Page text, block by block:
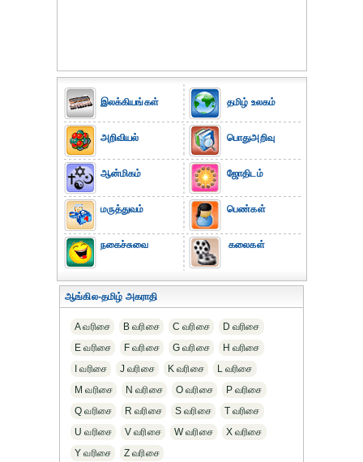
இலக்கியங்கள்
அறிவியல்
ஆன்மிகம்
மருத்துவம்
நகைச்சுவை
தமிழ் உலகம்
பொதுஅறிவு
ஜோதிடம்
பெண்கள்
கலைகள்
ஆங்கில-தமிழ் அகராதி
A வரிசை B வரிசை C வரிசை
D வரிசை
E வரிசை
F வரிசை G வரிசை
H வரிசை
I வரிசை
J வரிசை K வரிசை
L வரிசை
M வரிசை
N வரிசை O வரிசை
P வரிசை
Q வரிசை
R வரிசை S வரிசை
T வரிசை
U வரிசை
V வரிசை W வரிசை
X வரிசை
Y வரிசை
Z வரிசை